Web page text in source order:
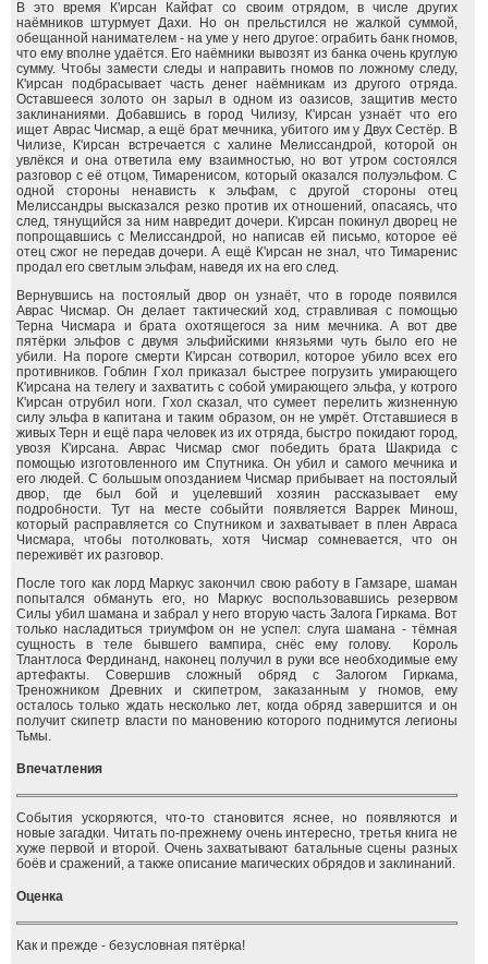
В это время К'ирсан Кайфат со своим отрядом, в числе других
наёмников штурмует Дахи. Но он прельстился не жалкой суммой,
обещанной нанимателем - на уме у него другое: ограбить банк гномов,
что ему вполне удаётся. Его наёмники вывозят из банка очень круглую
сумму. Чтобы замести следы и направить гномов по ложному следу,
К'ирсан подбрасывает часть денег наёмникам из другого отряда.
Оставшееся золото он зарыл в одном из оазисов, защитив место
заклинаниями. Добавшись в город Чилизу, К'ирсан узнаёт что его
ищет Аврас Чисмар, а ещё брат мечника, убитого им у Двух Сестёр. В
Чилизе, К'ирсан встречается с халине Мелиссандрой, которой он
увлёкся и она ответила ему взаимностью, но вот утром состоялся
разговор с её отцом, Тимаренисом, который оказался полуэльфом. С
одной стороны ненависть к эльфам, с другой стороны отец
Мелиссандры высказался резко против их отношений, опасаясь, что
след, тянущийся за ним навредит дочери. К'ирсан покинул дворец не
попрощавшись с Мелиссандрой, но написав ей письмо, которое её
отец сжог не передав дочери. А ещё К'ирсан не знал, что Тимаренис
продал его светлым эльфам, наведя их на его след.
Вернувшись на постоялый двор он узнаёт, что в городе появился
Аврас Чисмар. Он делает тактический ход, стравливая с помощью
Терна Чисмара и брата охотящегося за ним мечника. А вот две
пятёрки эльфов с двумя эльфийскими князьями чуть было его не
убили. На пороге смерти К'ирсан сотворил, которое убило всех его
противников. Гоблин Гхол приказал быстрее погрузить умирающего
К'ирсана на телегу и захватить с собой умирающего эльфа, у котрого
К'ирсан отрубил ноги. Гхол сказал, что сумеет перелить жизненную
силу эльфа в капитана и таким образом, он не умрёт. Отставшиеся в
живых Терн и ещё пара человек из их отряда, быстро покидают город,
увозя К'ирсана. Аврас Чисмар смог победить брата Шакрида с
помощью изготовленного им Спутника. Он убил и самого мечника и
его людей. С большым опозданием Чисмар прибывает на постоялый
двор, где был бой и уцелевший хозяин рассказывает ему
подробности. Тут на месте собыйти появляется Варрек Минош,
который расправляется со Спутником и захватывает в плен Авраса
Чисмара, чтобы потолковать, хотя Чисмар сомневается, что он
переживёт их разговор.
После того как лорд Маркус закончил свою работу в Гамзаре, шаман
попытался обмануть его, но Маркус воспользовавшись резервом
Силы убил шамана и забрал у него вторую часть Залога Гиркама. Вот
только насладиться триумфом он не успел: слуга шамана - тёмная
сущность в теле бывшего вампира, снёс ему голову. Король
Тлантлоса Фердинанд, наконец получил в руки все необходимые ему
артефакты. Совершив сложный обряд с Залогом Гиркама,
Треножником Древних и скипетром, заказанным у гномов, ему
осталось только ждать несколько лет, когда обряд завершится и он
получит скипетр власти по мановению которого поднимутся легионы
Тьмы.
Впечатления
События ускоряются, что-то становится яснее, но появляются и
новые загадки. Читать по-прежнему очень интересно, третья книга не
хуже первой и второй. Очень захватывают батальные сцены разных
боёв и сражений, а также описание магических обрядов и заклинаний.
Оценка
Как и прежде - безусловная пятёрка!